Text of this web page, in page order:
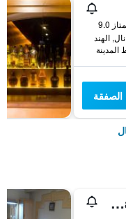
9.0
Varaha Valley Hotel